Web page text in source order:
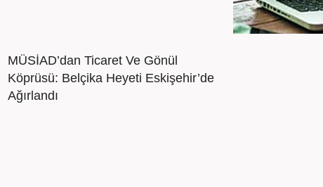
MÜSİAD’dan Ticaret Ve Gönül
Köprüsü: Belçika Heyeti Eskişehir’de
Ağırlandı